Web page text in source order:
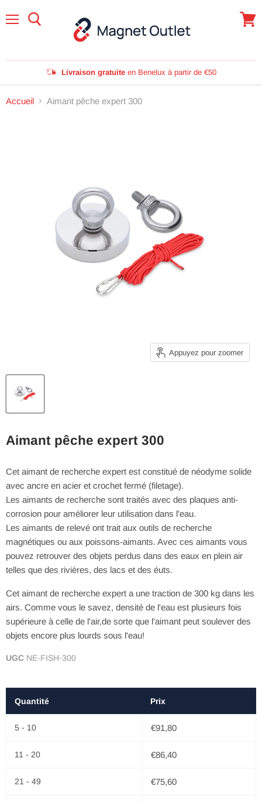
Livraison gratuite en Benelux à partir de €50
Accueil Aimant pêche expert 300
Appuyez pour zoomer
Aimant pêche expert 300
Cet aimant de recherche expert est constitué de néodyme solide
avec ancre en acier et crochet fermé (filetage).
Les aimants de recherche sont traités avec des plaques anti-
corrosion pour améliorer leur utilisation dans l'eau.
Les aimants de relevé ont trait aux outils de recherche
magnétiques ou aux poissons-aimants. Avec ces aimants vous
pouvez retrouver des objets perdus dans des eaux en plein air
telles que des rivières, des lacs et des éuts.
Cet aimant de recherche expert a une traction de 300 kg dans les
airs. Comme vous le savez, densité de l'eau est plusieurs fois
supérieure à celle de l'air,de sorte que l'aimant peut soulever des
objets encore plus lourds sous l'eau!
UGC NE-FISH-300
Quantité Prix
5 - 10 €91,80
11 - 20 €86,40
21 - 49 €75,60